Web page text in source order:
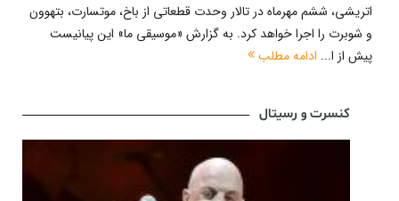
اتریشی، ششم مهرماه در تالار وحدت قطعاتی از باخ، موتسارت، بتهوون
و شوبرت را اجرا خواهد کرد. به گزارش «موسیقى ما» این پیانیست
پیش از ا... ادامه مطلب
کنسرت و رسیتال